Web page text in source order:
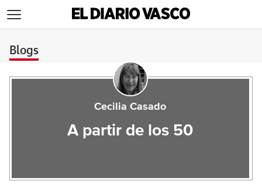
Blogs
Cecilia Casado
A partir de los 50